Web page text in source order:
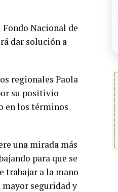
Nacional de
dar solución a
regionales Paola
su positivio
en los términos
una mirada más
para que se
trabajar a la mano
seguridad y